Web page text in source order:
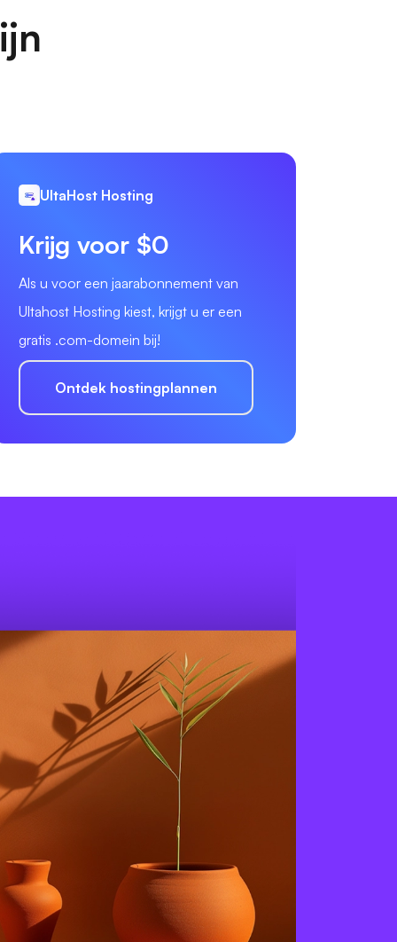
UltaHost Hosting
Krijg voor $0
Als u voor een jaarabonnement van
Ultahost Hosting kiest, krijgt u er een
gratis .com-domein bij!
Ontdek hostingplannen